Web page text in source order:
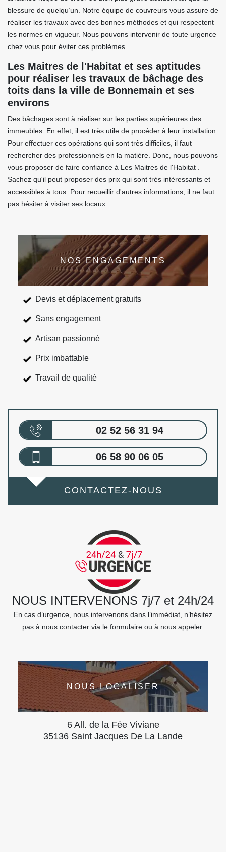
blessure de quelqu’un. Notre équipe de couvreurs vous assure de
réaliser les travaux avec des bonnes méthodes et qui respectent
les normes en vigueur. Nous pouvons intervenir de toute urgence
chez vous pour éviter ces problèmes.
Les Maitres de l'Habitat et ses aptitudes
pour réaliser les travaux de bâchage des
toits dans la ville de Bonnemain et ses
environs
Des bâchages sont à réaliser sur les parties supérieures des
immeubles. En effet, il est très utile de procéder à leur installation.
Pour effectuer ces opérations qui sont très difficiles, il faut
rechercher des professionnels en la matière. Donc, nous pouvons
vous proposer de faire confiance à Les Maitres de l'Habitat .
Sachez qu'il peut proposer des prix qui sont très intéressants et
accessibles à tous. Pour recueillir d'autres informations, il ne faut
pas hésiter à visiter ses locaux.
NOS ENGAGEMENTS
Devis et déplacement gratuits
Sans engagement
Artisan passionné
Prix imbattable
Travail de qualité
02 52 56 31 94
06 58 90 06 05
CONTACTEZ-NOUS
NOUS INTERVENONS 7j/7 et 24h/24
En cas d’urgence, nous intervenons dans l’immédiat, n’hésitez
pas à nous contacter via le formulaire ou à nous appeler.
NOUS LOCALISER
6 All. de la Fée Viviane
35136 Saint Jacques De La Lande